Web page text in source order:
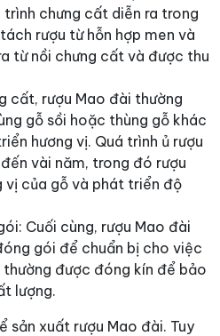
chưng cất diễn ra trong
rượu từ hỗn hợp men và
từ nồi chưng cất và được thu
cất, rượu Mao đài thường
gỗ sồi hoặc thùng gỗ khác
hương vị. Quá trình ủ rượu
vài năm, trong đó rượu
vị của gỗ và phát triển độ
Cuối cùng, rượu Mao đài
gói để chuẩn bị cho việc
thường được đóng kín để bảo
lượng.
sản xuất rượu Mao đài. Tuy